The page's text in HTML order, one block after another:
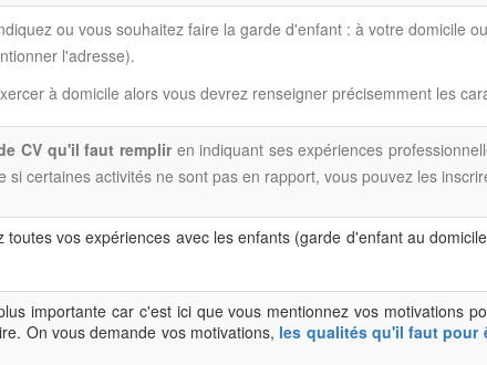
ou vous souhaitez faire la garde d'enfant : à votre domicile
l'adresse).
à domicile alors vous devrez renseigner précisemment les
CV qu'il faut rempliren indiquant ses expériences
si certaines activités ne sont pas en rapport, vous pouvez les
toutes vos expériences avec les enfants (garde d'enfant au
importante car c'est ici que vous mentionnez vos motivations
On vous demande vos motivations, les qualités qu'il faut pour